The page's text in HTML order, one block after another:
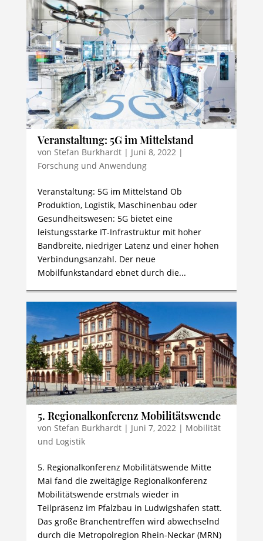
Veranstaltung: 5G im Mittelstand
von Stefan Burkhardt| Juni 8, 2022|
Forschung und Anwendung
Veranstaltung: 5G im Mittelstand Ob
Produktion, Logistik, Maschinenbau oder
Gesundheitswesen: 5G bietet eine
leistungsstarke IT-Infrastruktur mit hoher
Bandbreite, niedriger Latenz und einer hohen
Verbindungsanzahl. Der neue
Mobilfunkstandard ebnet durch die...
5. Regionalkonferenz Mobilitätswende
von Stefan Burkhardt| Juni 7, 2022| Mobilität
und Logistik
5. Regionalkonferenz Mobilitätswende Mitte
Mai fand die zweitägige Regionalkonferenz
Mobilitätswende erstmals wieder in
Teilpräsenz im Pfalzbau in Ludwigshafen statt.
Das große Branchentreffen wird abwechselnd
durch die Metropolregion Rhein-Neckar (MRN)